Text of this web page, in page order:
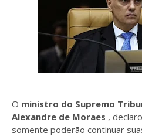
O ministro do Supremo
Alexandre de Moraes ,
somente poderão continuar